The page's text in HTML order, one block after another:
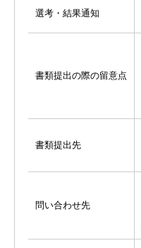
選考・結果通知
書類提出の際の留意点
書類提出先
問い合わせ先